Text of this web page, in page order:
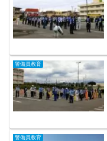
警備員教育
警備員教育